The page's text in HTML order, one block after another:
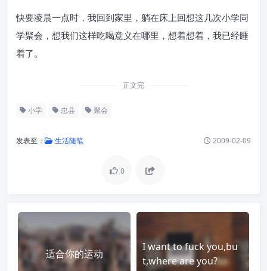
快要凌晨一点时，我回到家里，躺在床上回想这几次小学同
学聚会，想我们这样吃喝意义在哪里，想着想着，我已经睡
着了。
正文完
小学 忠县 聚会
发表至： 生活随笔 2009-02-09
0
适合你的运动
I want to fuck you,bu
t,where are you?